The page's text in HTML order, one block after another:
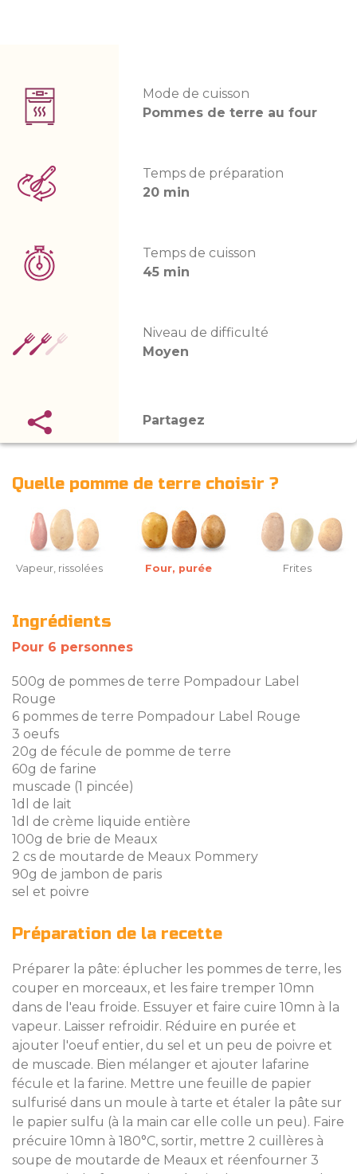
Mode de cuisson
Pommes de terre au four
Temps de préparation
20 min
Temps de cuisson
45 min
Niveau de difficulté
Moyen
Partagez
Quelle pomme de terre choisir ?
Vapeur, rissolées Four, purée Frites
Ingrédients
Pour 6 personnes
500g de pommes de terre Pompadour Label
Rouge
6 pommes de terre Pompadour Label Rouge
3 oeufs
20g de fécule de pomme de terre
60g de farine
muscade (1 pincée)
1dl de lait
1dl de crème liquide entière
100g de brie de Meaux
2 cs de moutarde de Meaux Pommery
90g de jambon de paris
sel et poivre
Préparation de la recette
Préparer la pâte: éplucher les pommes de terre, les
couper en morceaux, et les faire tremper 10mn
dans de l'eau froide. Essuyer et faire cuire 10mn à la
vapeur. Laisser refroidir. Réduire en purée et
ajouter l'oeuf entier, du sel et un peu de poivre et
de muscade. Bien mélanger et ajouter lafarine
fécule et la farine. Mettre une feuille de papier
sulfurisé dans un moule à tarte et étaler la pâte sur
le papier sulfu (à la main car elle colle un peu). Faire
précuire 10mn à 180°C, sortir, mettre 2 cuillères à
soupe de moutarde de Meaux et réenfourner 3